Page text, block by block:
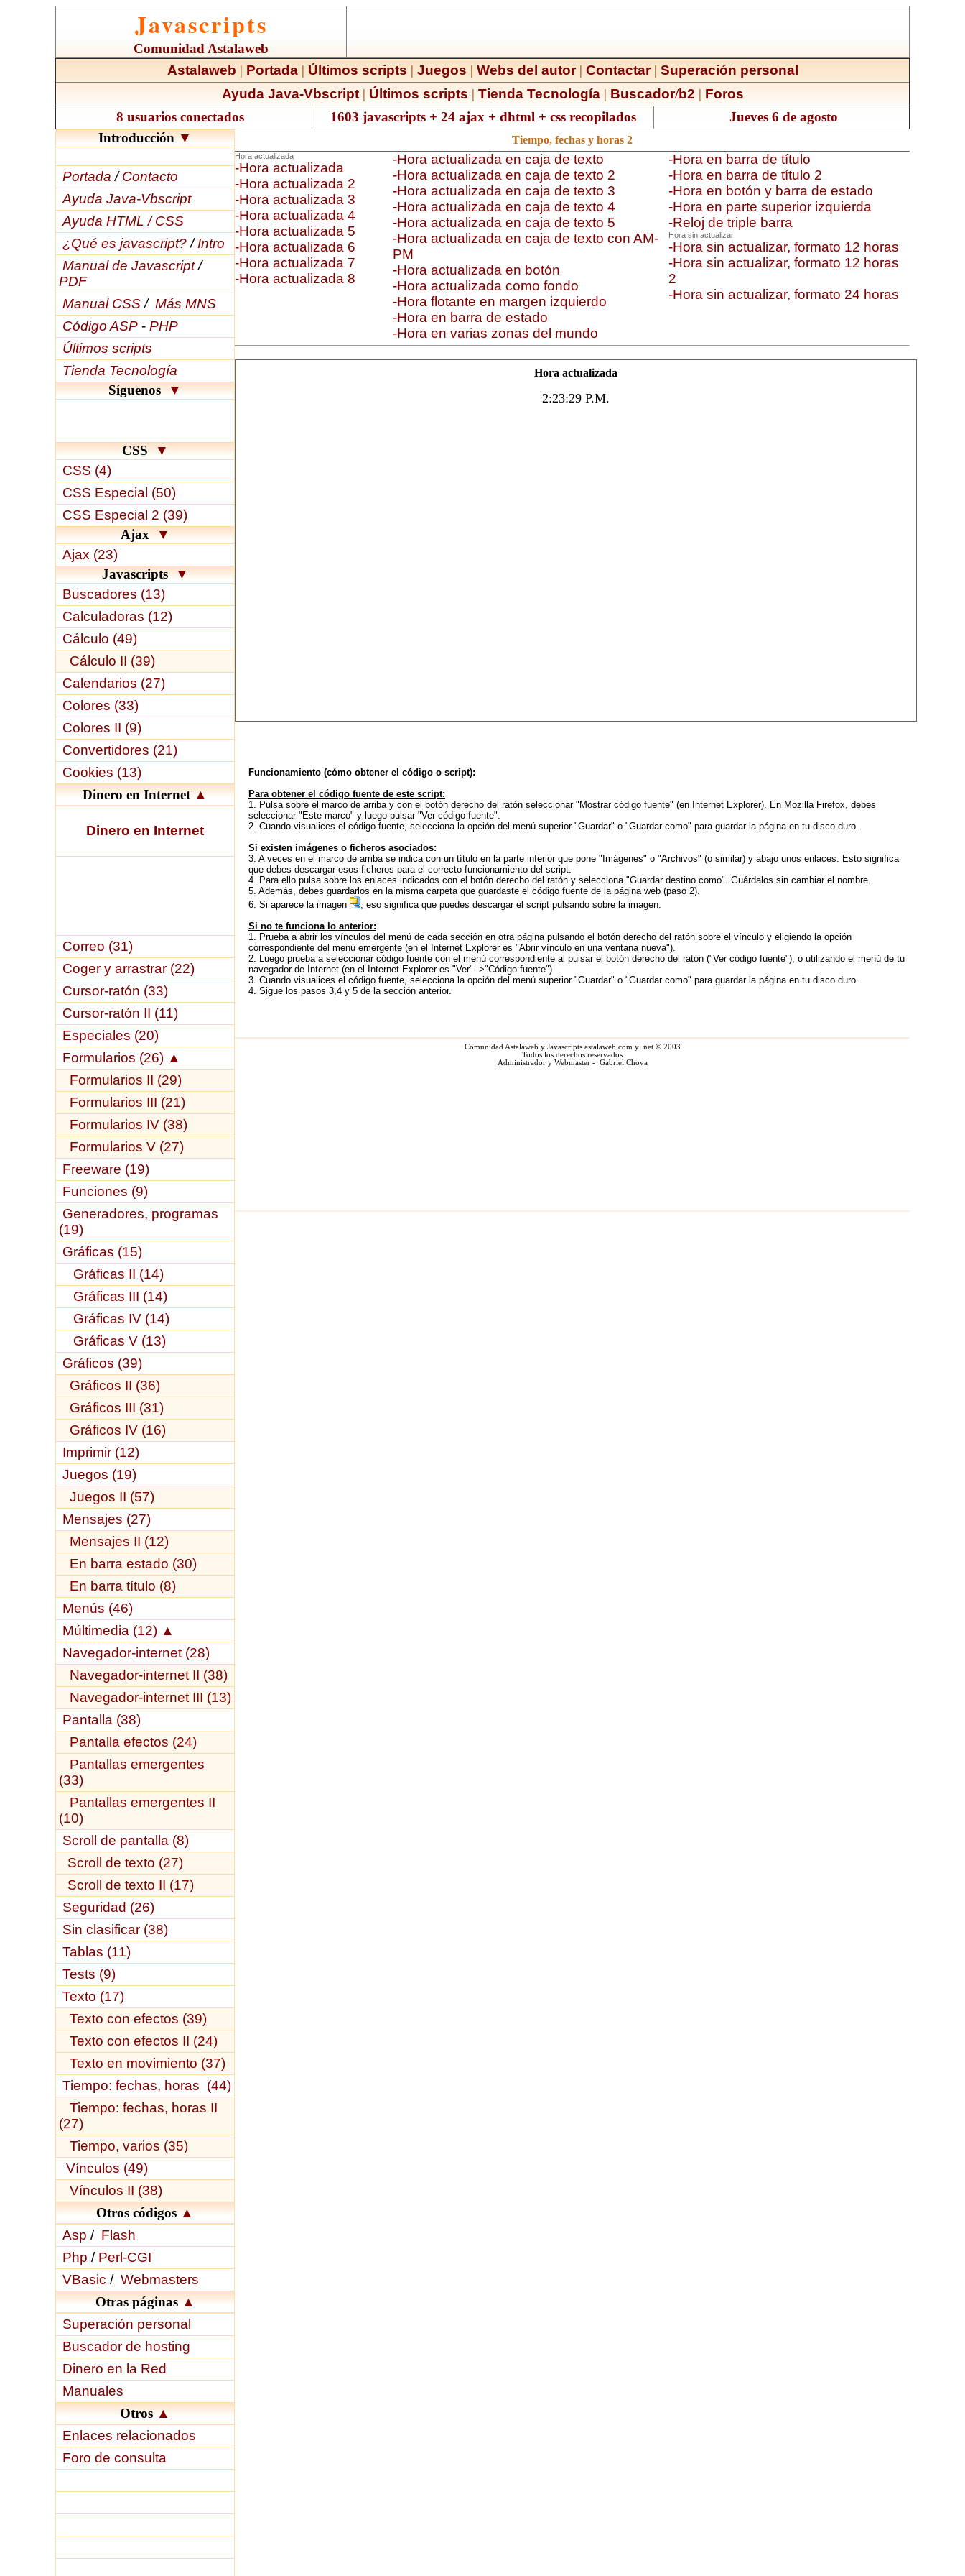
Javascripts
Comunidad Astalaweb
Astalaweb | Portada | Últimos scripts | Juegos | Webs del autor | Contactar | Superación personal
Ayuda Java-Vbscript | Últimos scripts | Tienda Tecnología | Buscador/b2 | Foros
8 usuarios conectados
1603 javascripts + 24 ajax + dhtml + css recopilados
Jueves 6 de agosto
Introducción▼
Tenéis 2 páginas accesibles, la
Portada /Contacto
Ayuda Java-Vbscript
Ayuda HTML / CSS
¿Qué es javascript?/Intro
Manual de Javascript/
PDF
Manual CSS/ Más MNS
Código ASP - PHP
Últimos scripts
Tienda Tecnología
Síguenos▼
CSS▼
CSS (4)
CSS Especial (50)
CSS Especial 2 (39)
Ajax▼
Ajax (23)
Javascripts▼
Buscadores (13)
Calculadoras (12)
Cálculo (49)
Cálculo II (39)
Calendarios (27)
Colores (33)
Colores II (9)
Convertidores (21)
Cookies (13)
Dinero en Internet▲
Dinero en Internet
Correo (31)
Coger y arrastrar (22)
Cursor-ratón (33)
Cursor-ratón II (11)
Especiales (20)
Formularios (26) ▲
Formularios II (29)
Formularios III (21)
Formularios IV (38)
Formularios V (27)
Freeware (19)
Funciones (9)
Generadores, programas
(19)
Gráficas (15)
Gráficas II (14)
Gráficas III (14)
Gráficas IV (14)
Gráficas V (13)
Gráficos (39)
Gráficos II (36)
Gráficos III (31)
Gráficos IV (16)
Imprimir (12)
Juegos (19)
Juegos II (57)
Mensajes (27)
Mensajes II (12)
En barra estado (30)
En barra título (8)
Menús (46)
Múltimedia (12) ▲
Navegador-internet (28)
Navegador-internet II (38)
Navegador-internet III (13)
Pantalla (38)
Pantalla efectos (24)
Pantallas emergentes
(33)
Pantallas emergentes II
(10)
Scroll de pantalla (8)
Scroll de texto (27)
Scroll de texto II (17)
Seguridad (26)
Sin clasificar (38)
Tablas (11)
Tests (9)
Texto (17)
Texto con efectos (39)
Texto con efectos II (24)
Texto en movimiento (37)
Tiempo: fechas, horas (44)
Tiempo: fechas, horas II
(27)
Tiempo, varios (35)
Vínculos (49)
Vínculos II (38)
Otros códigos▲
Asp / Flash
Php / Perl-CGI
VBasic / Webmasters
Otras páginas▲
Superación personal
Buscador de hosting
Dinero en la Red
Manuales
Otros▲
Enlaces relacionados
Foro de consulta
Tiempo, fechas y horas 2
Hora actualizada
-Hora actualizada
-Hora actualizada 2
-Hora actualizada 3
-Hora actualizada 4
-Hora actualizada 5
-Hora actualizada 6
-Hora actualizada 7
-Hora actualizada 8
-Hora actualizada en caja de texto
-Hora actualizada en caja de texto 2
-Hora actualizada en caja de texto 3
-Hora actualizada en caja de texto 4
-Hora actualizada en caja de texto 5
-Hora actualizada en caja de texto con AM-
PM
-Hora actualizada en botón
-Hora actualizada como fondo
-Hora flotante en margen izquierdo
-Hora en barra de estado
-Hora en varias zonas del mundo
-Hora en barra de título
-Hora en barra de título 2
-Hora en botón y barra de estado
-Hora en parte superior izquierda
-Reloj de triple barra
Hora sin actualizar
-Hora sin actualizar, formato 12 horas
-Hora sin actualizar, formato 12 horas
2
-Hora sin actualizar, formato 24 horas
Funcionamiento (cómo obtener el código o script):
Para obtener el código fuente de este script:
1. Pulsa sobre el marco de arriba y con el botón derecho del ratón seleccionar "Mostrar código fuente" (en Internet Explorer). En Mozilla Firefox, debes
seleccionar "Este marco" y luego pulsar "Ver código fuente".
2. Cuando visualices el código fuente, selecciona la opción del menú superior "Guardar" o "Guardar como" para guardar la página en tu disco duro.
Si existen imágenes o ficheros asociados:
3. A veces en el marco de arriba se indica con un título en la parte inferior que pone "Imágenes" o "Archivos" (o similar) y abajo unos enlaces. Esto significa
que debes descargar esos ficheros para el correcto funcionamiento del script.
4. Para ello pulsa sobre los enlaces indicados con el botón derecho del ratón y selecciona "Guardar destino como". Guárdalos sin cambiar el nombre.
5. Además, debes guardarlos en la misma carpeta que guardaste el código fuente de la página web (paso 2).
6. Si aparece la imagen
, eso significa que puedes descargar el script pulsando sobre la imagen.
Si no te funciona lo anterior:
1. Prueba a abrir los vínculos del menú de cada sección en otra página pulsando el botón derecho del ratón sobre el vínculo y eligiendo la opción
correspondiente del menú emergente (en el Internet Explorer es "Abrir vínculo en una ventana nueva").
2. Luego prueba a seleccionar código fuente con el menú correspondiente al pulsar el botón derecho del ratón ("Ver código fuente"), o utilizando el menú de tu
navegador de Internet (en el Internet Explorer es "Ver"-->"Código fuente")
3. Cuando visualices el código fuente, selecciona la opción del menú superior "Guardar" o "Guardar como" para guardar la página en tu disco duro.
4. Sigue los pasos 3,4 y 5 de la sección anterior.
Comunidad Astalaweb y Javascripts.astalaweb.com y .net © 2003
Todos los derechos reservados
Administrador y Webmaster - Gabriel Chova